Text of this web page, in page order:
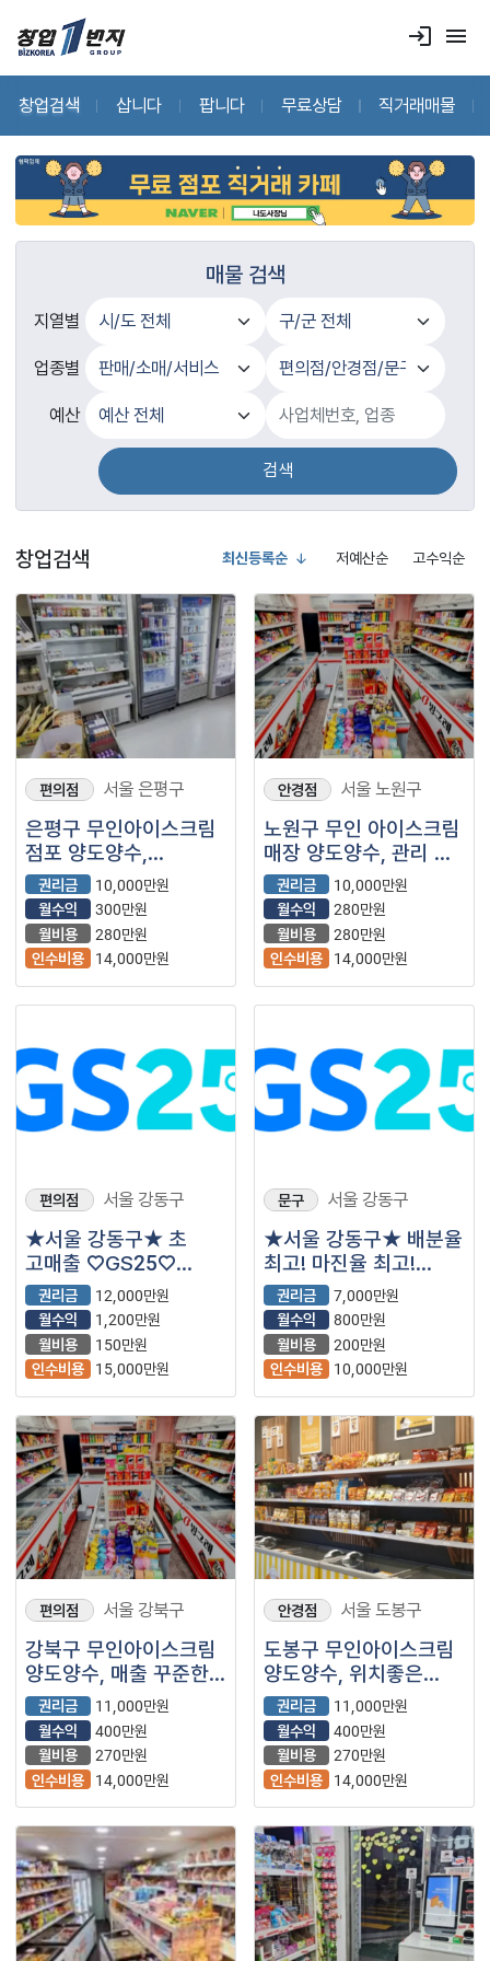
login menu
창업검색 삽니다 팝니다 무료상담 직거래매물
매물 검색
지열별
업종별
예산
검색
창업검색 최신등록순 저예산순 고수익순
편의점 서울 은평구
은평구 무인아이스크림
점포 양도양수,
무인매장이라 관리하기
좋은 매장입니다.
권리금
10,000만원
월수익
300만원
월비용
280만원
인수비용
14,000만원
안경점 서울 노원구
노원구 무인 아이스크림
매장 양도양수, 관리 잘
되어있으며
무인매장이라 관리하기
수훨한 매장입니다.
권리금
10,000만원
월수익
280만원
월비용
280만원
인수비용
14,000만원
편의점 서울 강동구
★서울 강동구★ 초
고매출 ♡GS25♡
입니다.^^ 담배권 O
권리금
12,000만원
월수익
1,200만원
월비용
150만원
인수비용
15,000만원
문구 서울 강동구
★서울 강동구★ 배분율
최고! 마진율 최고!
♡GS25♡ 입니다.^^
권리금
7,000만원
월수익
800만원
월비용
200만원
인수비용
10,000만원
편의점 서울 강북구
강북구 무인아이스크림
양도양수, 매출 꾸준한
매장, 관리하기 편한
무인매장입니다.
권리금
11,000만원
월수익
400만원
월비용
270만원
인수비용
14,000만원
안경점 서울 도봉구
도봉구 무인아이스크림
양도양수, 위치좋은
매장!
권리금
11,000만원
월수익
400만원
월비용
270만원
인수비용
14,000만원